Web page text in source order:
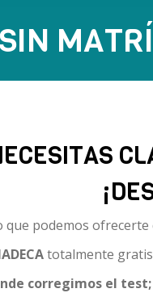
que podemos
totalmente
corregimos el